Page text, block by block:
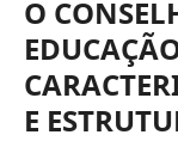
O
E